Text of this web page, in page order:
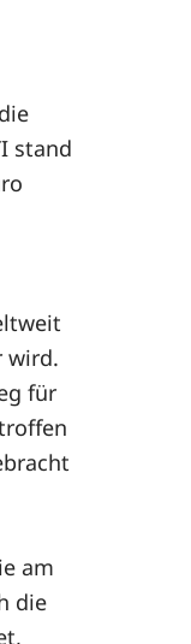
stand
wird.
für
am
die